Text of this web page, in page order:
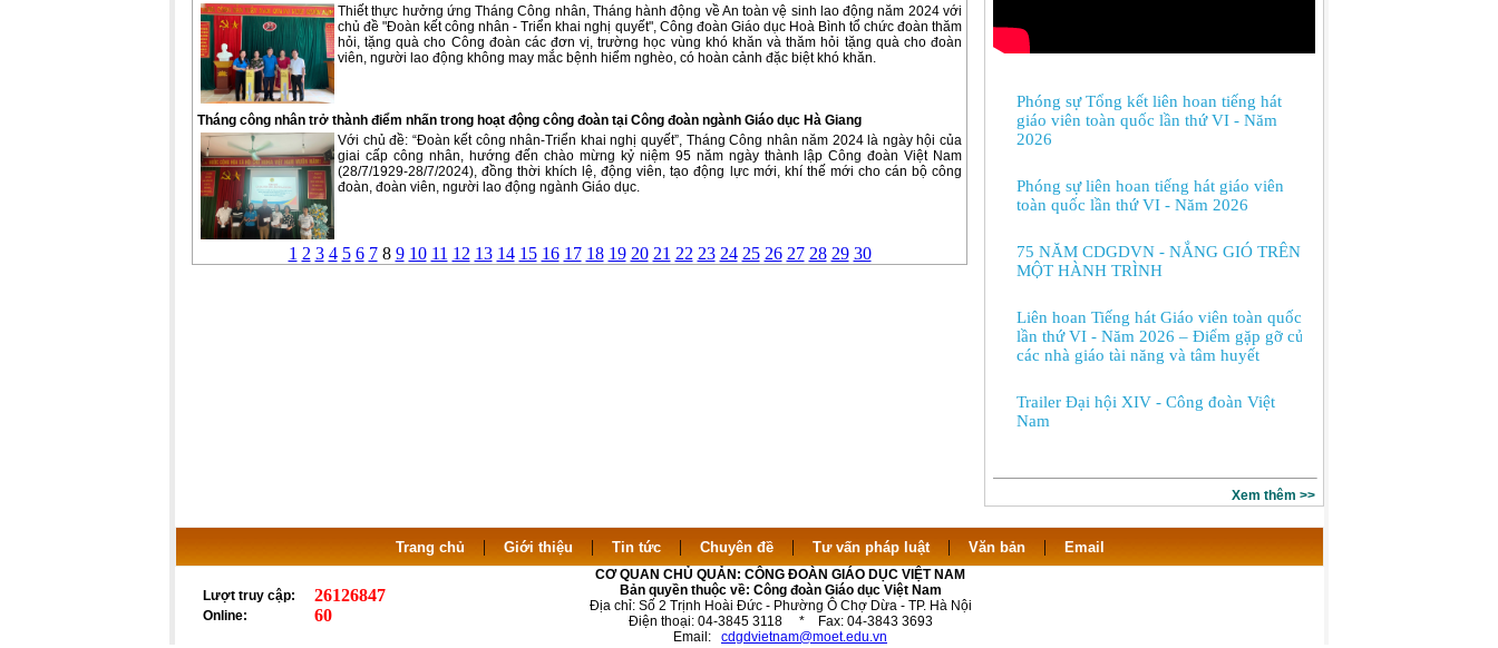
Thiết thực hưởng ứng Tháng Công nhân, Tháng hành động về An toàn vệ sinh lao động năm 2024 với
chủ đề "Đoàn kết công nhân - Triển khai nghị quyết", Công đoàn Giáo dục Hoà Bình tổ chức đoàn thăm
hỏi, tặng quà cho Công đoàn các đơn vị, trường học vùng khó khăn và thăm hỏi tặng quà cho đoàn
viên, người lao động không may mắc bệnh hiểm nghèo, có hoàn cảnh đặc biệt khó khăn.
Tháng công nhân trở thành điểm nhấn trong hoạt động công đoàn tại Công đoàn ngành Giáo dục Hà Giang
Với chủ đề: “Đoàn kết công nhân-Triển khai nghị quyết”, Tháng Công nhân năm 2024 là ngày hội của
giai cấp công nhân, hướng đến chào mừng kỷ niệm 95 năm ngày thành lập Công đoàn Việt Nam
(28/7/1929-28/7/2024), đồng thời khích lệ, động viên, tạo động lực mới, khí thế mới cho cán bộ công
đoàn, đoàn viên, người lao động ngành Giáo dục.
1 2 3 4 5 6 78 9 10 11 12 13 14 15 16 17 18 19 20 21 22 23 24 25 26 27 28 29 30
Phóng sự Tổng kết liên hoan tiếng hát
giáo viên toàn quốc lần thứ VI - Năm
2026
Phóng sự liên hoan tiếng hát giáo viên
toàn quốc lần thứ VI - Năm 2026
75 NĂM CDGDVN - NẮNG GIÓ TRÊN
MỘT HÀNH TRÌNH
Liên hoan Tiếng hát Giáo viên toàn quốc
lần thứ VI - Năm 2026 – Điểm gặp gỡ của
các nhà giáo tài năng và tâm huyết
Trailer Đại hội XIV - Công đoàn Việt
Nam
Xem thêm >>
Trang chủ | Giới thiệu | Tin tức| Chuyên đề| Tư vấn pháp luật| Văn bản | Email
Lượt truy cập: 26126847
Online: 60
CƠ QUAN CHỦ QUẢN: CÔNG ĐOÀN GIÁO DỤC VIỆT NAM
Bản quyền thuộc về: Công đoàn Giáo dục Việt Nam
Địa chỉ: Số 2 Trịnh Hoài Đức - Phường Ô Chợ Dừa - TP. Hà Nội
Điện thoại: 04-3845 3118 * Fax: 04-3843 3693
Email: cdgdvietnam@moet.edu.vn